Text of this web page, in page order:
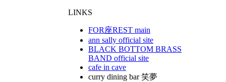
LINKS
FOR座REST main
ann sally official site
BLACK BOTTOM BRASS
BAND official site
cafe in cave
curry dining bar 笑夢